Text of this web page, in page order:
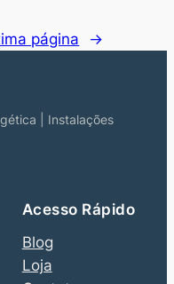
página →
| Instalações
Acesso Rápido
Blog
Loja